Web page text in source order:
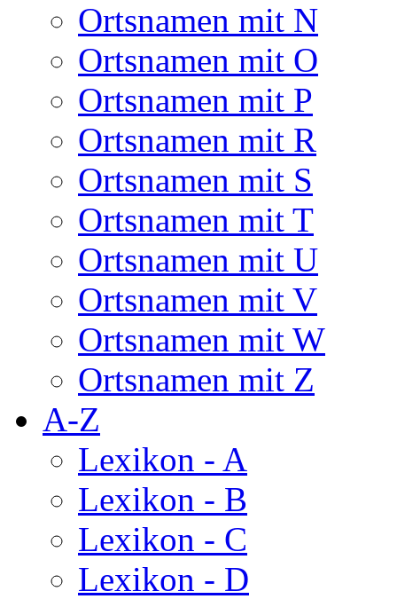
Ortsnamen mit N
Ortsnamen mit O
Ortsnamen mit P
Ortsnamen mit R
Ortsnamen mit S
Ortsnamen mit T
Ortsnamen mit U
Ortsnamen mit V
Ortsnamen mit W
Ortsnamen mit Z
A-Z
Lexikon - A
Lexikon - B
Lexikon - C
Lexikon - D